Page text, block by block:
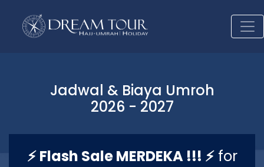
Jadwal & Biaya Umroh
2026 - 2027
⚡ Flash Sale MERDEKA !!! ⚡for